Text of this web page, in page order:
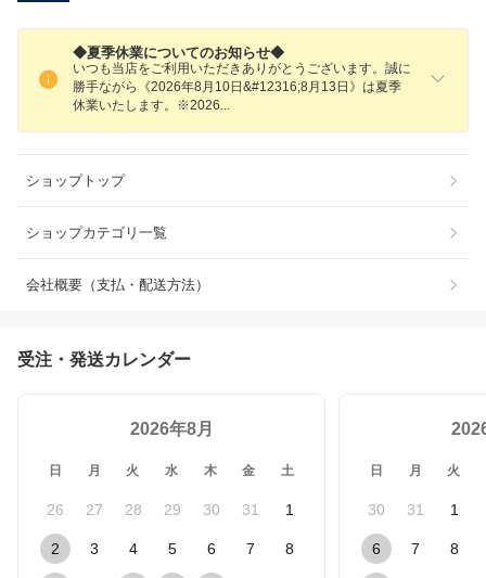
◆夏季休業についてのお知らせ◆
いつも当店をご利用いただきありがとうございます。誠に
勝手ながら《2026年8月10日&#12316;8月13日》は夏季
休業いたします。※2026
ショップトップ
ショップカテゴリ一覧
会社概要（支払・配送方法）
受注・発送カレンダー
2026年8月
日 月 火 水 木 金 土
26 27 28 29 30 31 1
2 3 4 5 6 7 8
日 月 火
30 31 1
6 7 8